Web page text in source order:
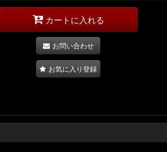
カートに入れる
お問い合わせ
お気に入り登録